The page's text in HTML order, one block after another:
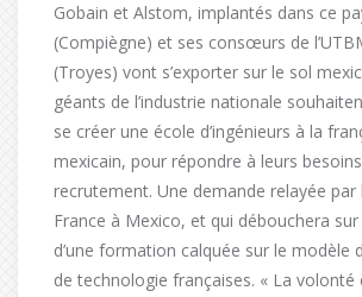
Gobain et Alstom, implantés dans ce
(Compiègne) et ses consœurs de
(Troyes) vont s’exporter sur le sol
géants de l’industrie nationale
se créer une école d’ingénieurs à la
mexicain, pour répondre à leurs
recrutement. Une demande relayée par
France à Mexico, et qui débouchera sur
d’une formation calquée sur le modèle
de technologie françaises. « La volonté